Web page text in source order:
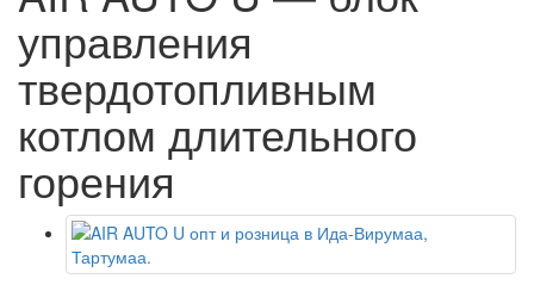
управления
твердотопливным
котлом длительного
горения